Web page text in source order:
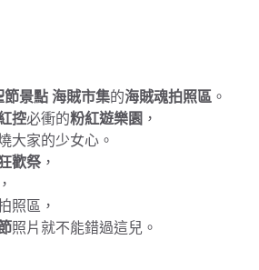
節景點 海賊市集的海賊魂拍照區 。
控必衝的粉紅遊樂園 ，
大家的少女心。
歡祭 ，
照區，
照片就不能錯過這兒。